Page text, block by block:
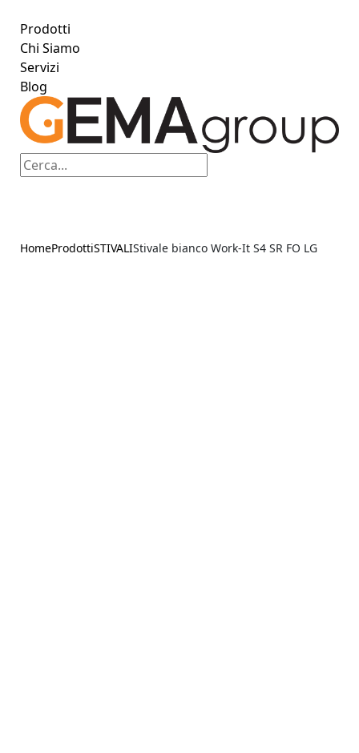
Prodotti
Chi Siamo
Servizi
Blog
HomeProdottiSTIVALIStivale bianco Work-It S4 SR FO LG